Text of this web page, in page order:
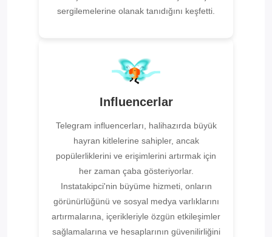
sergilemelerine olanak tanıdığını keşfetti.
Influencerlar
Telegram influencerları, halihazırda büyük
hayran kitlelerine sahipler, ancak
popülerliklerini ve erişimlerini artırmak için
her zaman çaba gösteriyorlar.
Instatakipci'nin büyüme hizmeti, onların
görünürlüğünü ve sosyal medya varlıklarını
artırmalarına, içerikleriyle özgün etkileşimler
sağlamalarına ve hesaplarının güvenilirliğini